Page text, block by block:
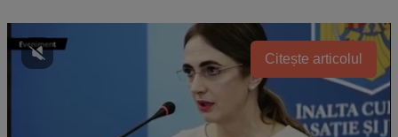
Citește articolul